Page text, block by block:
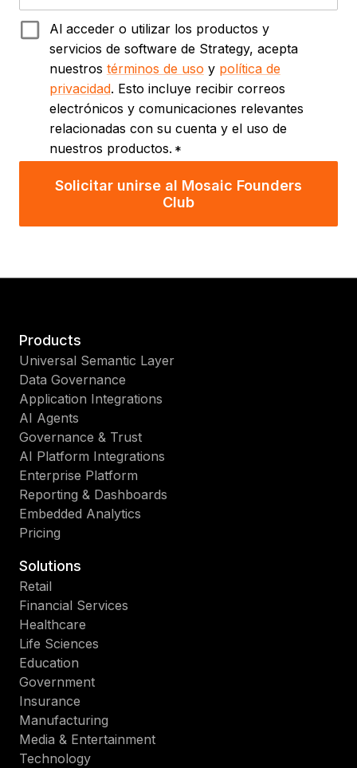
Al acceder o utilizar los productos y
servicios de software de Strategy, acepta
nuestros términos de uso y política de
privacidad. Esto incluye recibir correos
electrónicos y comunicaciones relevantes
relacionadas con su cuenta y el uso de
nuestros productos. *
Solicitar unirse al Mosaic Founders
Club
Products
Universal Semantic Layer
Data Governance
Application Integrations
AI Agents
Governance & Trust
AI Platform Integrations
Enterprise Platform
Reporting & Dashboards
Embedded Analytics
Pricing
Solutions
Retail
Financial Services
Healthcare
Life Sciences
Education
Government
Insurance
Manufacturing
Media & Entertainment
Technology